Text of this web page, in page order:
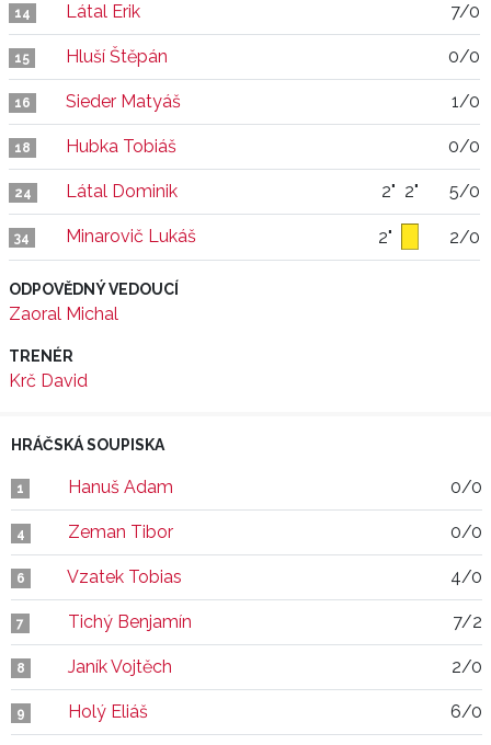
14 Látal Erik 7/0
15 Hluší Štěpán 0/0
16 Sieder Matyáš 1/0
18 Hubka Tobiáš 0/0
24 Látal Dominik 2" 2" 5/0
34 Minarovič Lukáš 2" 2/0
ODPOVĚDNÝ VEDOUCÍ
Zaoral Michal
TRENÉR
Krč David
HRÁČSKÁ SOUPISKA
1 Hanuš Adam 0/0
4 Zeman Tibor 0/0
6 Vzatek Tobias 4/0
7 Tichý Benjamín 7/2
8 Janík Vojtěch 2/0
9 Holý Eliáš 6/0